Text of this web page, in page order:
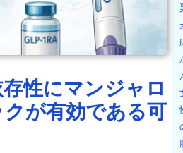
性にマンジャロ
が有効である可